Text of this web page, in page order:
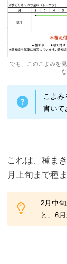
でも、このこよみを
こよ
書いて
これは、種ま
月上旬まで種
2月中
と、6